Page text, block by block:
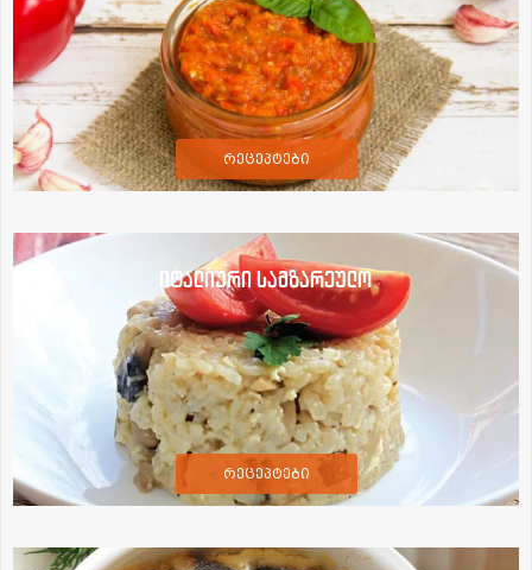
რეცეპტები
იტალიური სამზარეულო
რეცეპტები